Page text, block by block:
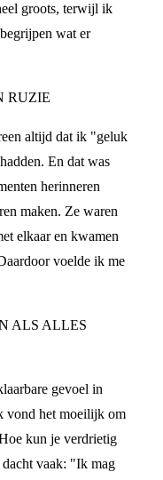
groots, terwijl ik
wat er
RUZIE
altijd dat ik "geluk
En dat was
herinneren
maken. Ze waren
elkaar en kwamen
voelde ik me
ALS ALLES
gevoel in
vond het moeilijk om
kun je verdrietig
vaak: "Ik mag